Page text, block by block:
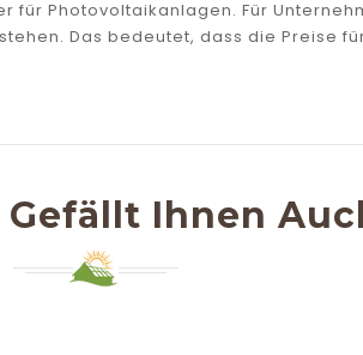
für Photovoltaikanlagen. Für
Das bedeutet, dass die Preise
Ihnen